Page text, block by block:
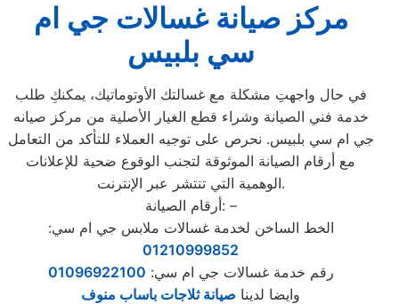
مركز صيانة غسالات جي ام
سي بلبيس
في حال واجهتِ مشكلة مع غسالتك الأوتوماتيك، يمكنكِ طلب
خدمة فني الصيانة وشراء قطع الغيار الأصلية من مركز صيانه
جي ام سي بلبيس. نحرص على توجيه العملاء للتأكد من التعامل
مع أرقام الصيانة الموثوقة لتجنب الوقوع ضحية للإعلانات
الوهمية التي تنتشر عبر الإنترنت.
أرقام الصيانة: –
الخط الساخن لخدمة غسالات ملابس جي ام سي:
01210999852
رقم خدمة غسالات جي ام سي: 01096922100
وايضا لدينا صيانة ثلاجات باساب منوف